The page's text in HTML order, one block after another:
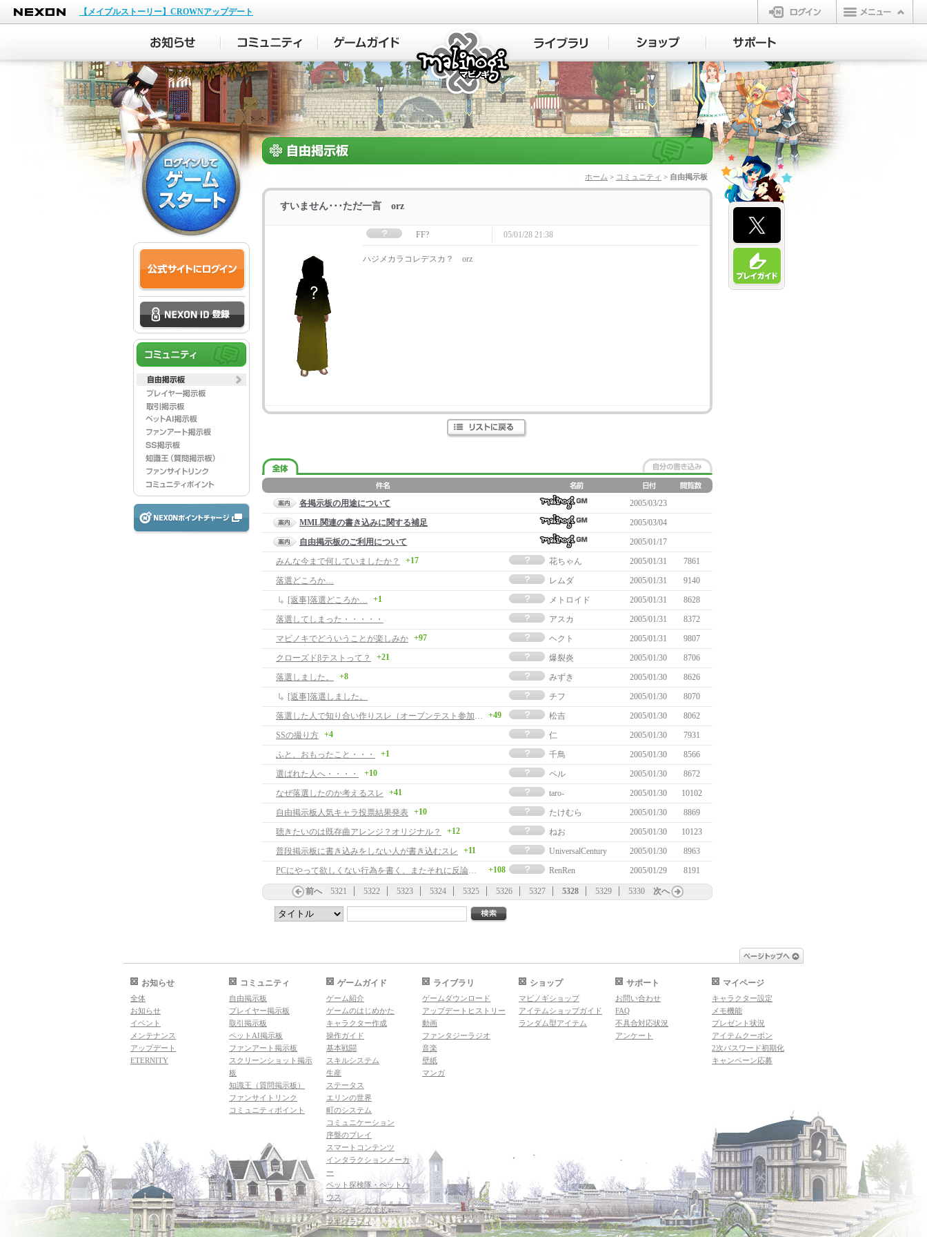
NEXON
【メイプルストーリー】CROWNアップデート
ログイン
マビノギ
ホーム > コミュニティ > 自由掲示板
すいません･･･ただ一言 orz
FF? 05/01/28 21:38
ハジメカラコレデスカ？ orz
各掲示板の用途について
2005/03/23
MML関連の書き込みに関する補足
2005/03/04
自由掲示板のご利用について
2005/01/17
みんな今まで何していましたか？
+17 花ちゃん 2005/01/31
7861
落選どころか…
レムダ 2005/01/31
9140
[返事]落選どころか…
+1 メトロイド 2005/01/31
8628
落選してしまった・・・・・
アスカ 2005/01/31
8372
マビノキでどういうことが楽しみか +97 ヘクト 2005/01/31
9807
クローズドβテストって？
+21 爆裂炎 2005/01/30
8706
落選しました。
+8 みずき 2005/01/30
8626
[返事]落選しました。
チフ 2005/01/30
8070
落選した人で知り合い作りスレ（オープンテスト参加者用）
+49 松吉 2005/01/30
8062
SSの撮り方 +4 仁 2005/01/30
7931
ふと、おもったこと・・・
+1 千鳥 2005/01/30
8566
選ばれた人へ・・・・
+10 ペル 2005/01/30
8672
なぜ落選したのか考えるスレ
+41 taro- 2005/01/30
10102
自由掲示板人気キャラ投票結果発表 +10 たけむら 2005/01/30
8869
聴きたいのは既存曲アレンジ？オリジナル？
+12 ねお 2005/01/30
10123
普段掲示板に書き込みをしない人が書き込むスレ
+11 UniversalCentury 2005/01/30
8963
PCにやって欲しくない行為を書く、またそれに反論するスレ
+108 RenRen 2005/01/29 8191
前へ 5321 5322 5323 5324 5325 5326 5327 5328 5329 5330 次へ
お知らせ
全体
お知らせ
イベント
メンテナンス
アップデート
ETERNITY
コミュニティ
自由掲示板
プレイヤー掲示板
取引掲示板
ペットAI掲示板
ファンアート掲示板
スクリーンショット掲示
板
知識王（質問掲示板）
ファンサイトリンク
コミュニティポイント
ゲームガイド
ゲーム紹介
ゲームのはじめかた
キャラクター作成
操作ガイド
基本戦闘
スキルシステム
生産
ステータス
エリンの世界
町のシステム
コミュニケーション
序盤のプレイ
スマートコンテンツ
インタラクションメーカ
ー
ペット探検隊・ペットハ
ウス
ダンジョンガイド
マギグラフィ
ライブラリ
ゲームダウンロード
アップデートヒストリー
動画
ファンタジーラジオ
音楽
壁紙
マンガ
ショップ
マビノギショップ
アイテムショップガイド
ランダム型アイテム
サポート
お問い合わせ
FAQ
不具合対応状況
アンケート
マイページ
キャラクター設定
メモ機能
プレゼント状況
アイテムクーポン
2次パスワード初期化
キャンペーン応募